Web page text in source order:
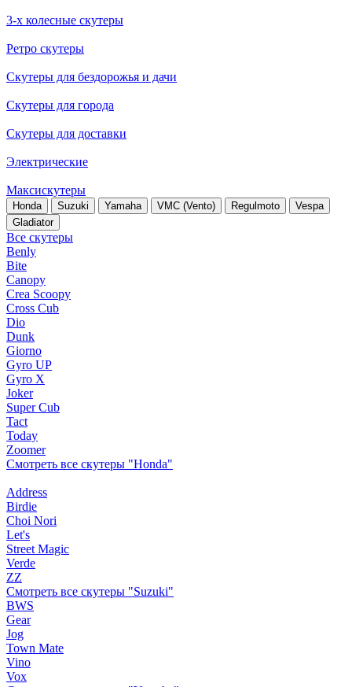
3-х колесные скутеры
Ретро скутеры
Скутеры для бездорожья и дачи
Скутеры для города
Скутеры для доставки
Электрические
Максискутеры
Honda Suzuki Yamaha VMC (Vento) Regulmoto
Vespa
Gladiator
Все скутеры
Benly
Bite
Canopy
Crea Scoopy
Cross Cub
Dio
Dunk
Giorno
Gyro UP
Gyro X
Joker
Super Cub
Tact
Today
Zoomer
Смотреть все скутеры "Honda"
Address
Birdie
Choi Nori
Let's
Street Magic
Verde
ZZ
Смотреть все скутеры "Suzuki"
BWS
Gear
Jog
Town Mate
Vino
Vox